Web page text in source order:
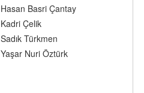
Hasan Basri Çantay
Kadri Çelik
Sadık Türkmen
Yaşar Nuri Öztürk